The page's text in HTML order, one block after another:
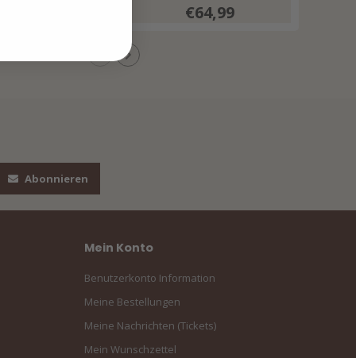
€64,99
Abonnieren
Mein Konto
Benutzerkonto Information
Meine Bestellungen
Meine Nachrichten (Tickets)
Mein Wunschzettel